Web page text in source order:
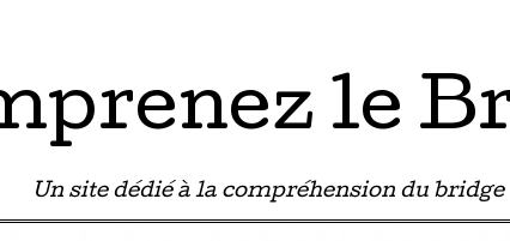
le
Un site dédié à la compréhension du bridge